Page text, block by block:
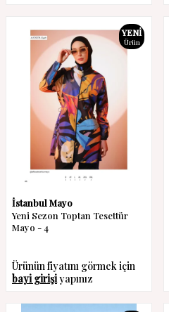
YENI
Ürün
İstanbul Mayo
Yeni Sezon Toptan Tesettür
Mayo - 4
Ürünün fiyatını görmek için
bayi girişiyapınız